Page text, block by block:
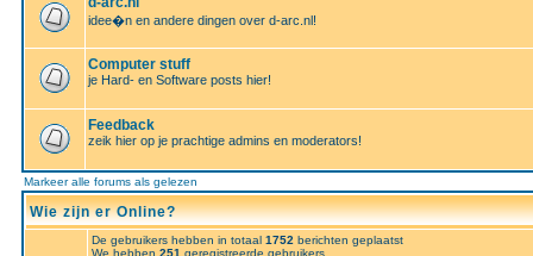
idee�n en andere dingen over d-arc.nl!
Computer stuff
je Hard- en Software posts hier!
Feedback
zeik hier op je prachtige admins en moderators!
Markeer alle forums als gelezen
Wie zijn er Online?
De gebruikers hebben in totaal 1752 berichten geplaatst
We hebben 251 geregistreerde gebruikers